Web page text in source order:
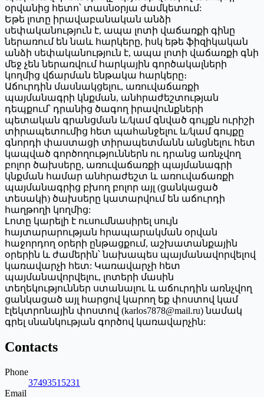
օրվանից հետո՝ տասնօրյա ժամկետում:
Եթե լոտը իրավաբանական անձի
սեփականություն է, ապա լոտի վաճառքի գինը
ներառում են նաև հարկերը, իսկ եթե ֆիզիկական
անձի սեփականություն է, ապա լոտի վաճառքի գնի
մեջ չեն ներառվում հարկային գործակալների
կողմից վճարման ենթակա հարկերը։
Աճուրդին մասնակցելու, առուվաճառքի
պայմանագրի կնքման, անհրաժեշտության
դեպքում՝ դրանից ծագող իրավունքների
պետական գրանցման և/կամ գնված գույքն ուրիշի
տիրապետումից հետ պահանջելու և/կամ գույքը
գնորդի փաստացի տիրապետմանն անցնելու հետ
կապված գործողություններն ու դրանց առնչվող
բոլոր ծախսերը, առուվաճառքի պայմանագրի
կնքման համար անհրաժեշտ և առուվաճառքի
պայմանագրից բխող բոլոր այլ (ցանկացած
տեսակի) ծախսերը կատարվում են աճուրդի
հաղթողի կողմից:
Լոտը կարելի է ուսումնասիրել սույն
հայտարարության հրապարակման օրվան
հաջորդող օրերի ընթացքում, աշխատանքային
օրերին և ժամերին՝ նախապես պայմանավորվելով
կառավարչի հետ: Կառավարչի հետ
պայմանավորվելու, լոտերի մասին
տեղեկություններ ստանալու և աճուրդին առնչվող
ցանկացած այլ հարցով կարող եք փոստով կամ
էլեկտրոնային փոստով (karlos7878@mail.ru) նամակ
գրել սնանկության գործով կառավարչին:
Contacts
Phone
37493515231
Email